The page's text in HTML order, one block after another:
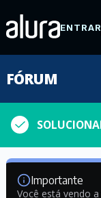
ENTRAR
FÓRUM
Importante
Você está vendo